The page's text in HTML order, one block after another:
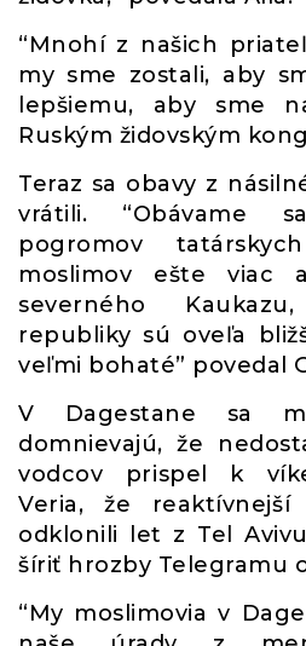
“Mnohí z našich
my sme zostali, aby
lepšiemu, aby sme
Ruským židovským
Teraz sa obavy z
vrátili. “Obávame
pogromov
moslimov ešte viac
severného
republiky sú oveľa
veľmi bohaté” povedal
V Dagestane sa
domnievajú, že
vodcov prispel k
Veria, že
odklonili let z Tel
šíriť hrozby Telegramu
“My moslimovia v